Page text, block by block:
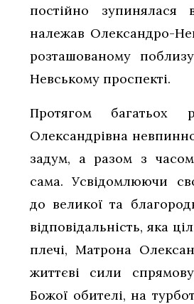
постійно
належав Олександро-
розташованому
Невському проспекті.
Протягом багатьох
Олександрівна
задум, а разом з
сама. Усвідомлюючи
до великої та
відповідальність, яка
плечі, Матрона
життєві сили
Божої обителі, на